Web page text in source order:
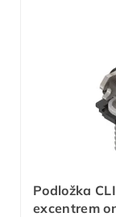
Podložka
excentrem